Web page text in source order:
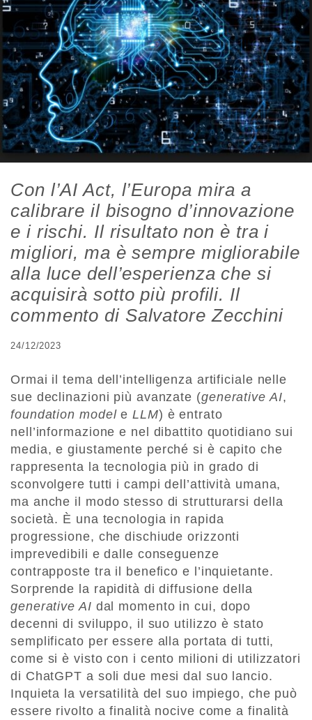
Con l’AI Act, l’Europa mira a
calibrare il bisogno d’innovazione
e i rischi. Il risultato non è tra i
migliori, ma è sempre migliorabile
alla luce dell’esperienza che si
acquisirà sotto più profili. Il
commento di Salvatore Zecchini
24/12/2023
Ormai il tema dell’intelligenza artificiale nelle
sue declinazioni più avanzate (generative AI,
foundation modeleLLM) è entrato
nell’informazione e nel dibattito quotidiano sui
media, e giustamente perché si è capito che
rappresenta la tecnologia più in grado di
sconvolgere tutti i campi dell’attività umana,
ma anche il modo stesso di strutturarsi della
società. È una tecnologia in rapida
progressione, che dischiude orizzonti
imprevedibili e dalle conseguenze
contrapposte tra il benefico e l’inquietante.
Sorprende la rapidità di diffusione della
generative AI dal momento in cui, dopo
decenni di sviluppo, il suo utilizzo è stato
semplificato per essere alla portata di tutti,
come si è visto con i cento milioni di utilizzatori
di ChatGPT a soli due mesi dal suo lancio.
Inquieta la versatilità del suo impiego, che può
essere rivolto a finalità nocive come a finalità